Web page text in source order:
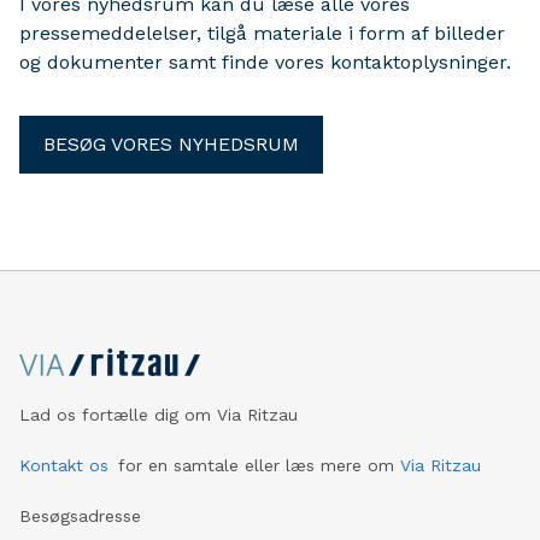
beslutningstagere mødtes til Aarhus Power-to-X
Symposium 2026.
pressemeddelelser, tilgå materiale i form af billeder
og dokumenter samt finde vores kontaktoplysninger.
BESØG VORES NYHEDSRUM
Lad os fortælle dig om Via Ritzau
Kontakt os for en samtale eller læs mere om Via Ritzau
Besøgsadresse